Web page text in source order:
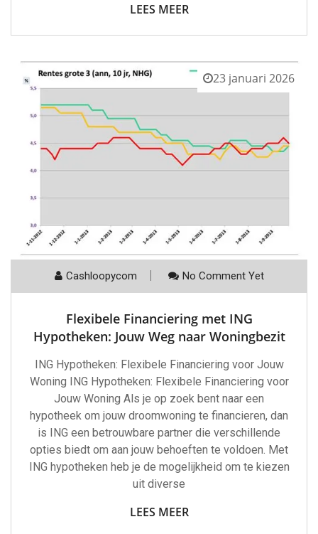
LEES MEER
23 januari 2026
Cashloopycom No Comment Yet
Flexibele Financiering met ING
Hypotheken: Jouw Weg naar Woningbezit
ING Hypotheken: Flexibele Financiering voor Jouw
Woning ING Hypotheken: Flexibele Financiering voor
Jouw Woning Als je op zoek bent naar een
hypotheek om jouw droomwoning te financieren, dan
is ING een betrouwbare partner die verschillende
opties biedt om aan jouw behoeften te voldoen. Met
ING hypotheken heb je de mogelijkheid om te kiezen
uit diverse
LEES MEER